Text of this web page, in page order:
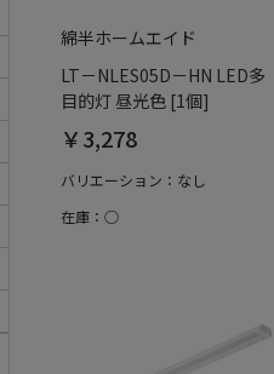
綿半ホームエイド
LT－NLES05D－HN LED多
目的灯 昼光色 [1個]
￥3,278
バリエーション：なし
在庫：○